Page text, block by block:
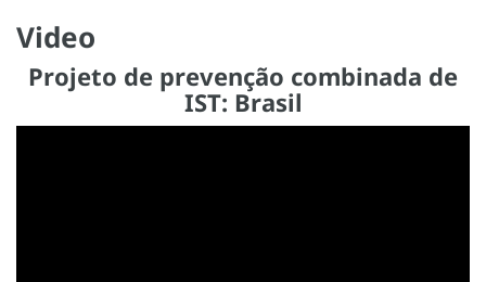
Video
Projeto de prevenção combinada de
IST: Brasil